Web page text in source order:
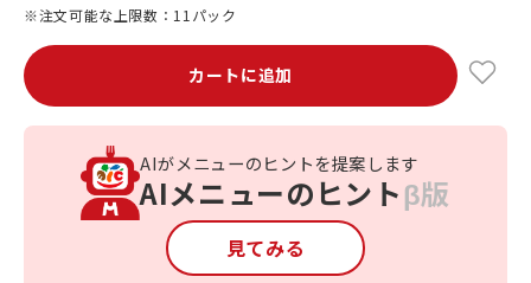
※注文可能な上限数：11パック
カートに追加
AIがメニューのヒントを提案します
AIメニューのヒントβ版
見てみる